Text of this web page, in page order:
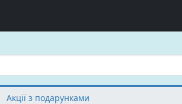
Акції з подарунками